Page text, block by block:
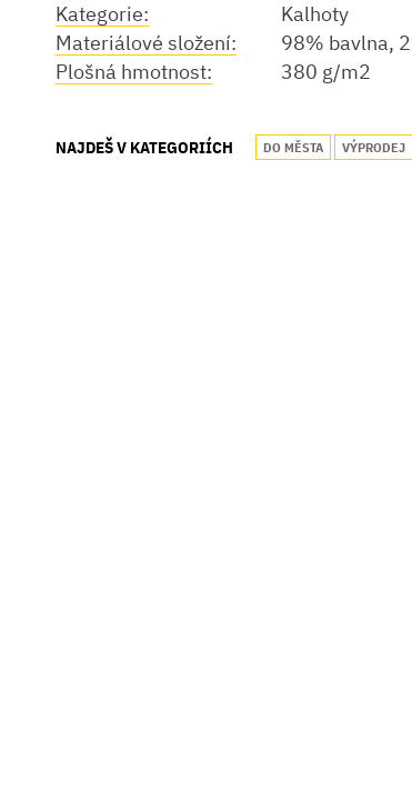
Kategorie:
Kalhoty
Materiálové složení:
98% bavlna,
Plošná hmotnost:
380 g/m2
NAJDEŠ V KATEGORIÍCH DO MĚSTA VÝPRODEJ